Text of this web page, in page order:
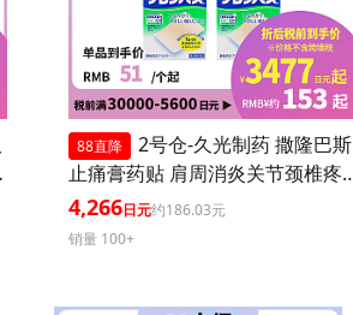
88直降
2号仓-久光制药 撒隆巴斯
止痛膏药贴 肩周消炎关节颈椎疼
4.6×7.2cm 120贴 3个装【第3类医
药品】
4,266日元约186.03元
销量 100+